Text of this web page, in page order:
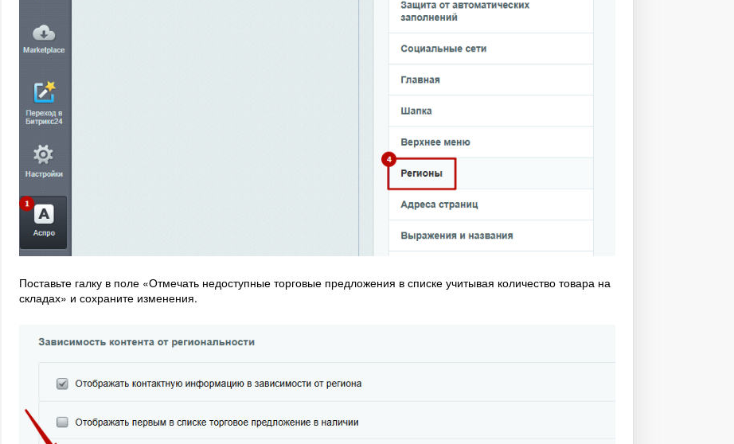
Поставьте галку в поле «Отмечать недоступные торговые предложения в списке учитывая количество товара на
складах» и сохраните изменения.